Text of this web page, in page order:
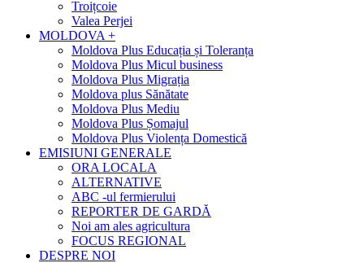
Troițcoie
Valea Perjei
MOLDOVA +
Moldova Plus Educația și Toleranța
Moldova Plus Micul business
Moldova Plus Migrația
Moldova plus Sănătate
Moldova Plus Mediu
Moldova Plus Șomajul
Moldova Plus Violența Domestică
EMISIUNI GENERALE
ORA LOCALA
ALTERNATIVE
ABC -ul fermierului
REPORTER DE GARDĂ
Noi am ales agricultura
FOCUS REGIONAL
DESPRE NOI